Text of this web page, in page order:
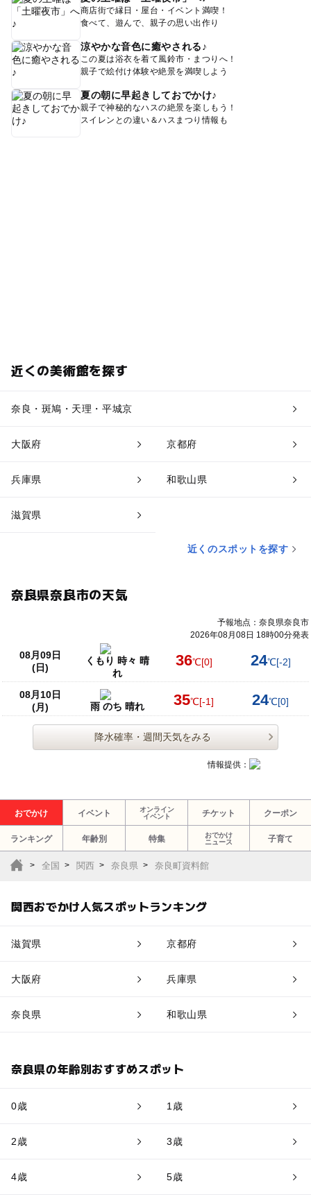
商店街で縁日・屋台・イベント満喫！
食べて、遊んで、親子の思い出作り
涼やかな音色に癒やされる♪
この夏は浴衣を着て風鈴市・まつりへ！
親子で絵付け体験や絶景を満喫しよう
夏の朝に早起きしておでかけ♪
親子で神秘的なハスの絶景を楽しもう！
スイレンとの違い＆ハスまつり情報も
近くの美術館を探す
奈良・斑鳩・天理・平城京
大阪府 京都府
兵庫県 和歌山県
滋賀県
近くのスポットを探す
奈良県奈良市の天気
予報地点：奈良県奈良市
2026年08月08日 18時00分発表
08月09日
(日)
くもり 時々 晴
れ
36℃[0] 24℃[-2]
08月10日
(月)
雨 のち 晴れ 35℃[-1] 24℃[0]
降水確率・週間天気をみる
情報提供：
おでかけ イベント
オンライン
イベント
チケット クーポン
ランキング 年齢別 特集
おでかけ
ニュース
子育て
全国 関西 奈良県 奈良町資料館
関西おでかけ人気スポットランキング
滋賀県 京都府
大阪府 兵庫県
奈良県 和歌山県
奈良県の年齢別おすすめスポット
0歳 1歳
2歳 3歳
4歳 5歳